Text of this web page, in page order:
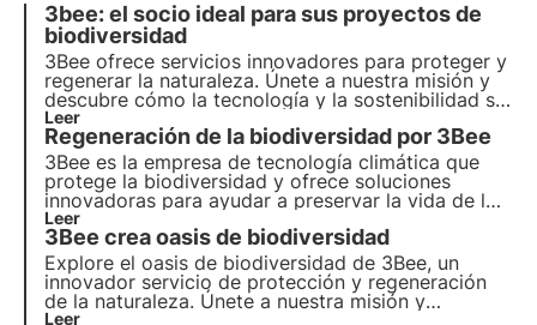
3bee: el socio ideal para sus proyectos de
biodiversidad
3Bee ofrece servicios innovadores para proteger y
regenerar la naturaleza. Únete a nuestra misión y
descubre cómo la tecnología y la sostenibilidad se
unen para crear un futuro más verde para las
empresas y el planeta.
Leer
Regeneración de la biodiversidad por 3Bee
3Bee es la empresa de tecnología climática que
protege la biodiversidad y ofrece soluciones
innovadoras para ayudar a preservar la vida de los
polinizadores, guardianes de la salud de nuestros
ecosistemas. Descubre cómo trabaja 3Bee para
regenerar la biodiversidad.
Leer
3Bee crea oasis de biodiversidad
Explore el oasis de biodiversidad de 3Bee, un
innovador servicio de protección y regeneración
de la naturaleza. Únete a nuestra misión y
descubre cómo la tecnología y la sostenibilidad se
Leer